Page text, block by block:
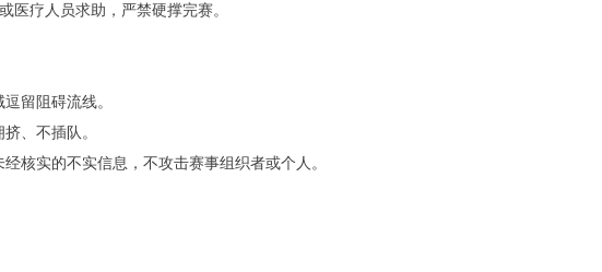
医疗人员求助，严禁硬撑完赛。
留阻碍流线。
、不插队。
核实的不实信息，不攻击赛事组织者或个人。